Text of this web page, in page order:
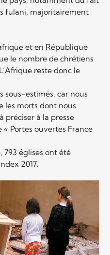
fulani, majoritairement
et en République
le nombre de chrétiens
reste donc le
sous-estimés, car nous
les morts dont nous
préciser à la presse
Portes ouvertes France
793 églises ont été
2017.